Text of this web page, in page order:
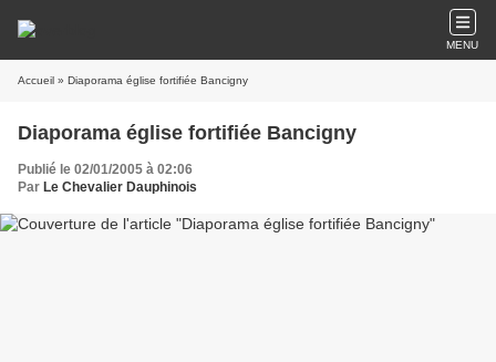
MENU
Accueil » Diaporama église fortifiée Bancigny
Diaporama église fortifiée Bancigny
Publié le 02/01/2005 à 02:06
Par Le Chevalier Dauphinois